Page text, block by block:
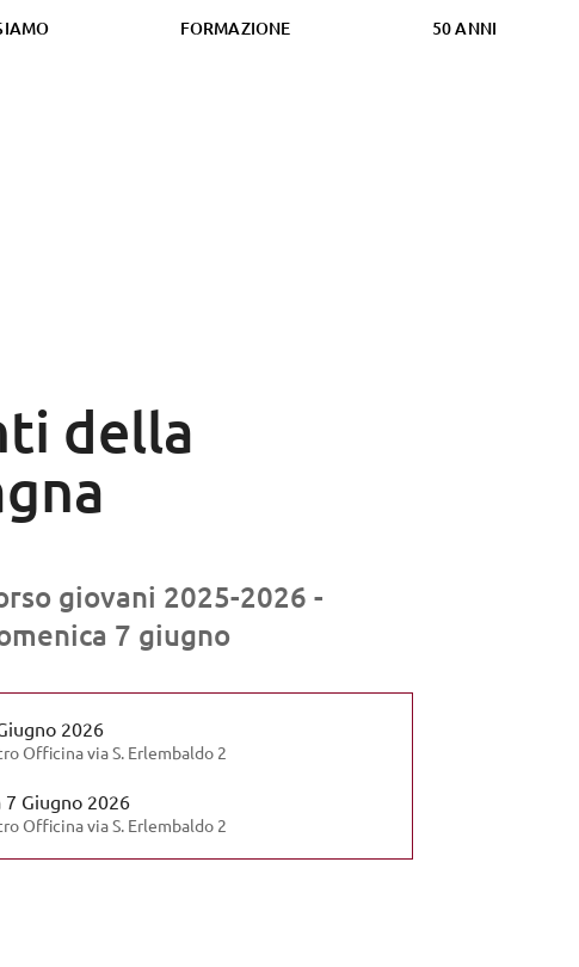
FORMAZIONE 50 ANNI
della
giovani 2025-2026 -
7 giugno
2026
Officina via S. Erlembaldo 2
7 Giugno 2026
Officina via S. Erlembaldo 2